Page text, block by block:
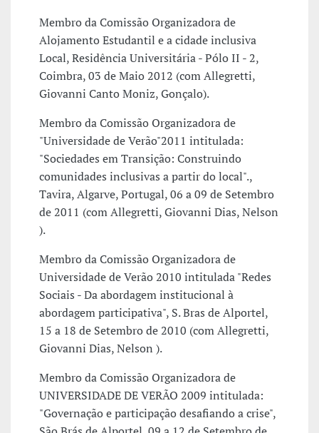
Membro da Comissão Organizadora de
Alojamento Estudantil e a cidade inclusiva
Local, Residência Universitária - Pólo II - 2,
Coimbra, 03 de Maio 2012 (com Allegretti,
Giovanni Canto Moniz, Gonçalo).
Membro da Comissão Organizadora de
"Universidade de Verão"2011 intitulada:
"Sociedades em Transição: Construindo
comunidades inclusivas a partir do local".,
Tavira, Algarve, Portugal, 06 a 09 de Setembro
de 2011 (com Allegretti, Giovanni Dias, Nelson
).
Membro da Comissão Organizadora de
Universidade de Verão 2010 intitulada "Redes
Sociais - Da abordagem institucional à
abordagem participativa", S. Bras de Alportel,
15 a 18 de Setembro de 2010 (com Allegretti,
Giovanni Dias, Nelson ).
Membro da Comissão Organizadora de
UNIVERSIDADE DE VERÃO 2009 intitulada:
"Governação e participação desafiando a crise",